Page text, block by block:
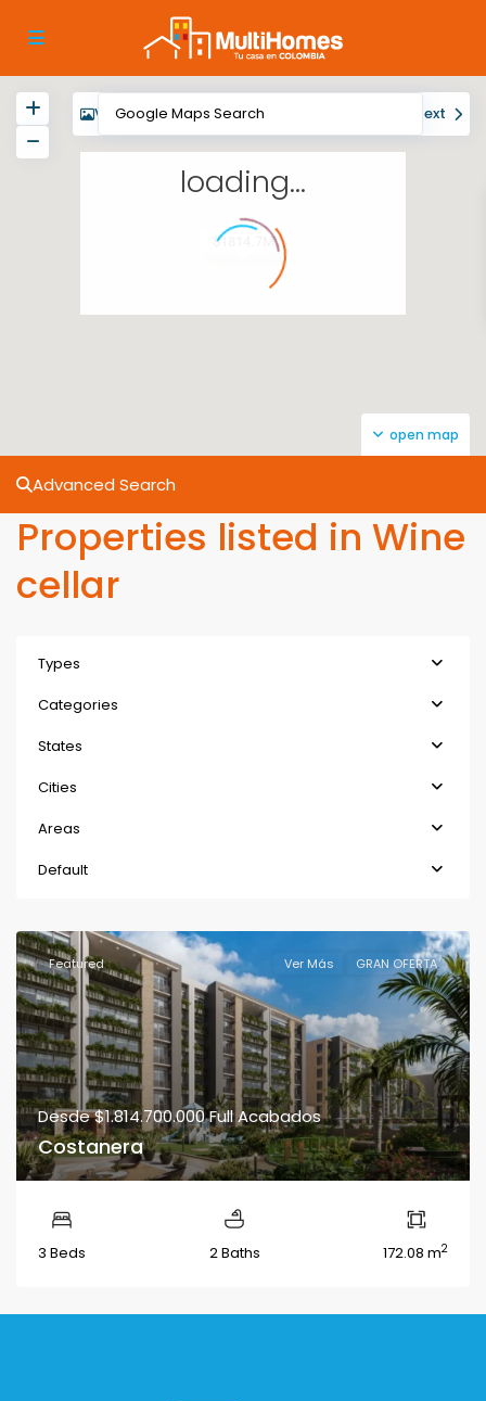
$1814.7M
loading...
open map
View My Location Next
Advanced Search
Properties listed in Wine
cellar
Types
Categories
States
Cities
Areas
Default
Featured Ver Más GRAN OFERTA
Desde$1.814.700.000Full Acabados
Costanera
3 Beds 2 Baths 172.08 m2